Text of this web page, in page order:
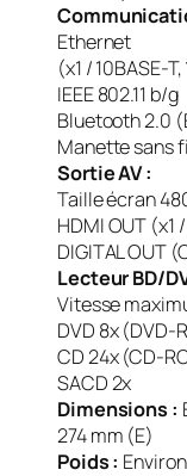
Ethernet
(x1 / 10BASE-
IEEE 802.11 b/g
Bluetooth 2.0
Manette sans
Sortie AV :
Taille écran
HDMI OUT (x1
DIGITAL OUT
Lecteur BD/
Vitesse
DVD 8x (DVD-
CD 24x (CD-
SACD 2x
Dimensions :
274 mm (E)
Poids :